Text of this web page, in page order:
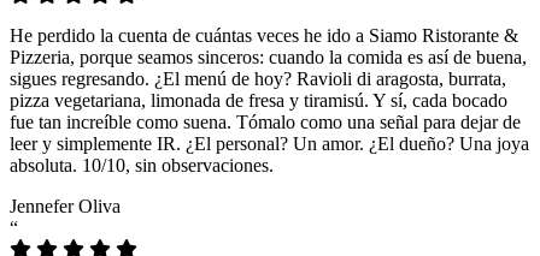
He perdido la cuenta de cuántas veces he ido a Siamo Ristorante &
Pizzeria, porque seamos sinceros: cuando la comida es así de buena,
sigues regresando. ¿El menú de hoy? Ravioli di aragosta, burrata,
pizza vegetariana, limonada de fresa y tiramisú. Y sí, cada bocado
fue tan increíble como suena. Tómalo como una señal para dejar de
leer y simplemente IR. ¿El personal? Un amor. ¿El dueño? Una joya
absoluta. 10/10, sin observaciones.
Jennefer Oliva
“